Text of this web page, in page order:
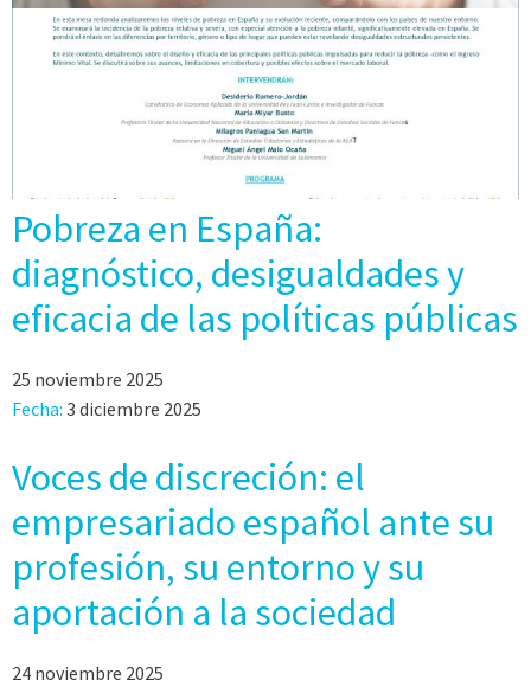
Pobreza en España:
diagnóstico, desigualdades y
eficacia de las políticas públicas
25 noviembre 2025
Fecha: 3 diciembre 2025
Voces de discreción: el
empresariado español ante su
profesión, su entorno y su
aportación a la sociedad
24 noviembre 2025